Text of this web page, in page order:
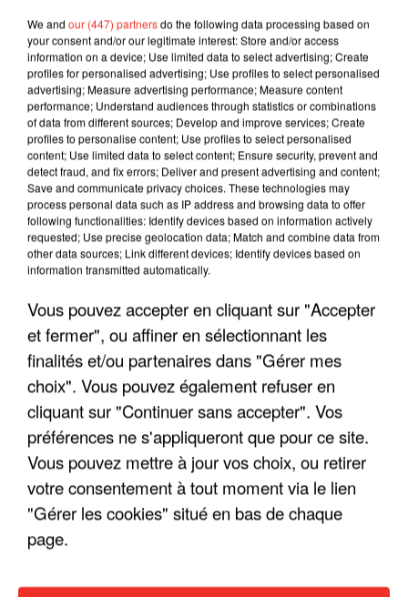
LES INTERVIEWS CHANTE
FRANCE
"JE SUIS À DISPOSITION DES
ENFOIRÉS"
"ON A TOUS LE TRAC"
We and our (447) partnersdo the following data processing based on
your consent and/or our legitimate interest: Store and/or access
information on a device; Use limited data to select advertising; Create
profiles for personalised advertising; Use profiles to select personalised
advertising; Measure advertising performance; Measure content
performance; Understand audiences through statistics or combinations
of data from different sources; Develop and improve services; Create
profiles to personalise content; Use profiles to select personalised
content; Use limited data to select content; Ensure security, prevent and
detect fraud, and fix errors; Deliver and present advertising and content;
Save and communicate privacy choices. These technologies may
process personal data such as IP address and browsing data to offer
following functionalities: Identify devices based on information actively
requested; Use precise geolocation data; Match and combine data from
other data sources; Link different devices; Identify devices based on
information transmitted automatically.
Vous pouvez accepter en cliquant sur "Accepter
et fermer", ou affiner en sélectionnant les
finalités et/ou partenaires dans "Gérer mes
choix". Vous pouvez également refuser en
cliquant sur "Continuer sans accepter". Vos
préférences ne s'appliqueront que pour ce site.
Vous pouvez mettre à jour vos choix, ou retirer
votre consentement à tout moment via le lien
"Gérer les cookies" situé en bas de chaque
page.